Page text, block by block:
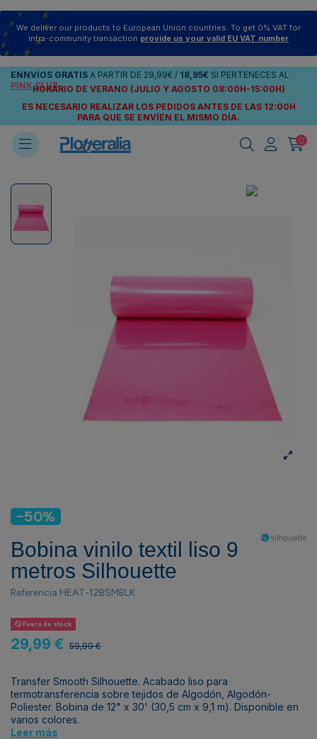
We deliver our products to European Union countries. To get 0% VAT for
intra-community transaction provide us your valid EU VAT number
ENNVÍOS GRATIS A PARTIR DE 29,99€ / 18,95€ SI PERTENECES AL
PINK CLUB
HORARIO DE VERANO (JULIO Y AGOSTO 08:00H-15:00H)
ES NECESARIO REALIZAR LOS PEDIDOS ANTES DE LAS 12:00H
PARA QUE SE ENVÍEN EL MISMO DÍA.
0
-50%
Bobina vinilo textil liso 9
metros Silhouette
Referencia HEAT-12BSMBLK
Fuera de stock
29,99 € 59,99 €
Transfer Smooth Silhouette. Acabado liso para
termotransferencia sobre tejidos de Algodón, Algodón-
Poliester. Bobina de 12" x 30' (30,5 cm x 9,1 m). Disponible en
varios colores.
Leer más